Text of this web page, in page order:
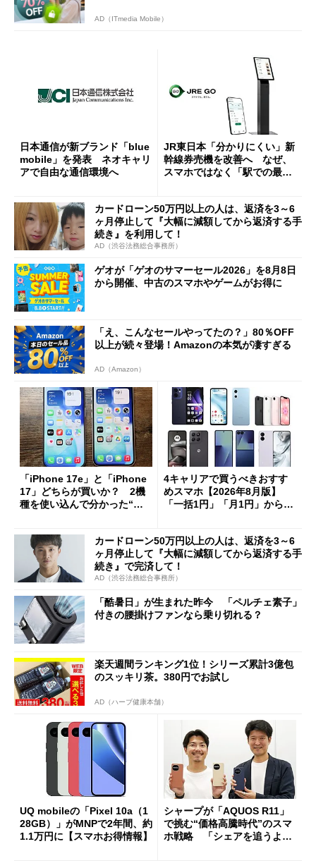
AD（ITmedia Mobile）
日本通信が新ブランド「blue
mobile」を発表 ネオキャリ
アで自由な通信環境へ
JR東日本「分かりにくい」新
幹線券売機を改善へ なぜ、
スマホではなく「駅での最短
カードローン50万円以上の人は、返済を3～6
ヶ月停止して『大幅に減額してから返済する手
続き』を利用して！
AD（渋谷法務総合事務所）
ゲオが「ゲオのサマーセール2026」を8月8日
から開催、中古のスマホやゲームがお得に
「え、こんなセールやってたの？」80％OFF
以上が続々登場！Amazonの本気が凄すぎる
AD（Amazon）
「iPhone 17e」と「iPhone
17」どちらが買いか？ 2機
種を使い込んで分かった“ス
4キャリアで買うべきおすす
めスマホ【2026年8月版】
「一括1円」「月1円」からお
カードローン50万円以上の人は、返済を3～6
ヶ月停止して『大幅に減額してから返済する手
続き』で完済して！
AD（渋谷法務総合事務所）
「酷暑日」が生まれた昨今 「ペルチェ素子」
付きの腰掛けファンなら乗り切れる？
楽天週間ランキング1位！シリーズ累計3億包
のスッキリ茶。380円でお試し
AD（ハーブ健康本舗）
UQ mobileの「Pixel 10a（1
28GB）」がMNPで2年間、約
1.1万円に【スマホお得情報】
シャープが「AQUOS R11」
で挑む“価格高騰時代”のスマ
ホ戦略 「シェアを追うより